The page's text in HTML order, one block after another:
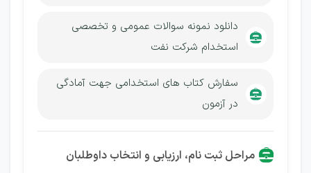
دانلود نمونه سوالات عمومی و تخصصی
استخدام شرکت نفت
سفارش کتاب های استخدامی جهت آمادگی
در آزمون
مراحل ثبت نام، ارزیابی و انتخاب داوطلبان